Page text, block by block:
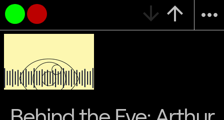
more_horiz
arrow_downward arrow_upward